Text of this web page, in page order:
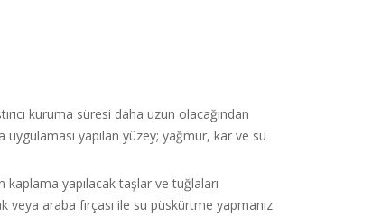
kuruma süresi daha uzun olacağından
yapılan yüzey; yağmur, kar ve su
kaplama yapılacak taşlar ve tuğlaları
araba fırçası ile su püskürtme yapmanız